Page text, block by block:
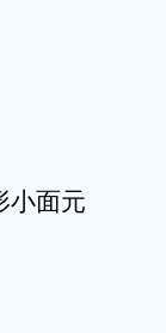
小面元